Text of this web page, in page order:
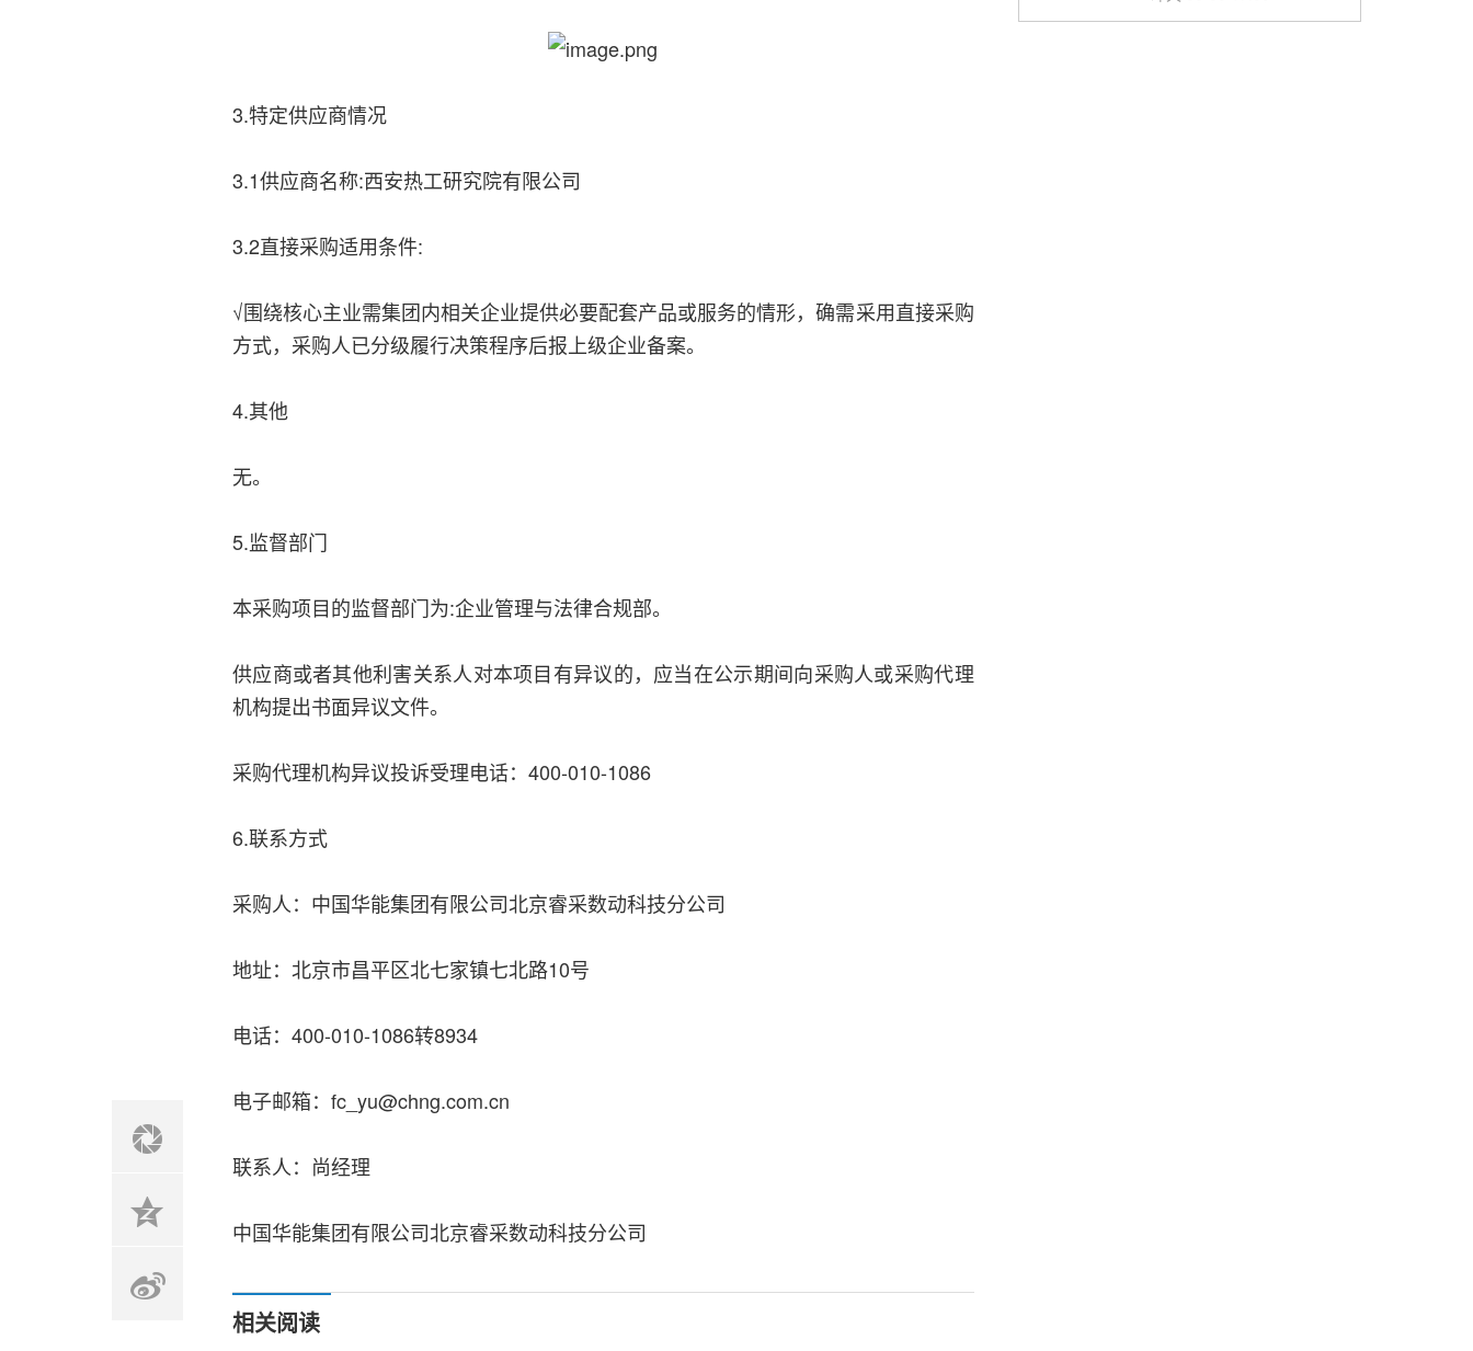
3.特定供应商情况
3.1供应商名称:西安热工研究院有限公司
3.2直接采购适用条件:
√围绕核心主业需集团内相关企业提供必要配套产品或服务的情形，确需采用直接采购
方式，采购人已分级履行决策程序后报上级企业备案。
4.其他
无。
5.监督部门
本采购项目的监督部门为:企业管理与法律合规部。
供应商或者其他利害关系人对本项目有异议的，应当在公示期间向采购人或采购代理
机构提出书面异议文件。
采购代理机构异议投诉受理电话：400-010-1086
6.联系方式
采购人：中国华能集团有限公司北京睿采数动科技分公司
地址：北京市昌平区北七家镇七北路10号
电话：400-010-1086转8934
电子邮箱：fc_yu@chng.com.cn
联系人：尚经理
中国华能集团有限公司北京睿采数动科技分公司
相关阅读